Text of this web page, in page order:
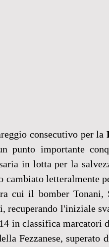
consecutivo per la
punto importante
in lotta per la
cambiato letteralmente
cui il bomber Tonani,
recuperando l'iniziale
in classifica marcatori
Fezzanese, superato